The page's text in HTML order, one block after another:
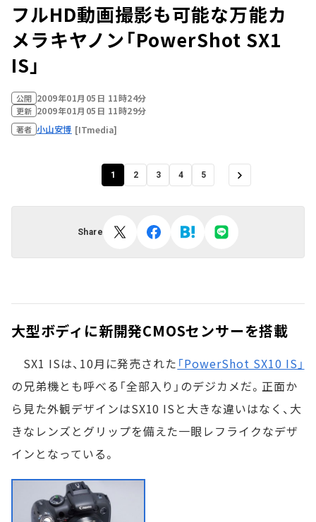
フルHD動画撮影も可能な万能カ
メラ――キヤノン「PowerShot SX1
IS」
公開 2009年01月05日 11時24分
更新 2009年01月05日 11時29分
著者 小山安博 [ITmedia]
1 2 3 4 5
Share
大型ボディに新開発CMOSセンサーを搭載
SX1 ISは、10月に発売された 「PowerShot SX10 IS」
の兄弟機とも呼べる「全部入り」のデジカメだ。正面か
ら見た外観デザインはSX10 ISと大きな違いはなく、大
きなレンズとグリップを備えた一眼レフライクなデザ
インとなっている。